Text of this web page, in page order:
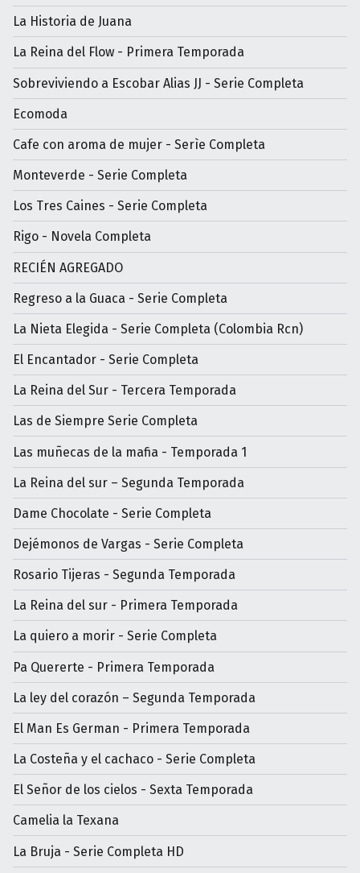
La Historia de Juana
La Reina del Flow - Primera Temporada
Sobreviviendo a Escobar Alias JJ - Serie Completa
Ecomoda
Cafe con aroma de mujer - Serìe Completa
Monteverde - Serie Completa
Los Tres Caines - Serie Completa
Rigo - Novela Completa
RECIÉN AGREGADO
Regreso a la Guaca - Serie Completa
La Nieta Elegida - Serie Completa (Colombia Rcn)
El Encantador - Serie Completa
La Reina del Sur - Tercera Temporada
Las de Siempre Serie Completa
Las muñecas de la mafia - Temporada 1
La Reina del sur – Segunda Temporada
Dame Chocolate - Serie Completa
Dejémonos de Vargas - Serie Completa
Rosario Tijeras - Segunda Temporada
La Reina del sur - Primera Temporada
La quiero a morir - Serie Completa
Pa Quererte - Primera Temporada
La ley del corazón – Segunda Temporada
El Man Es German - Primera Temporada
La Costeña y el cachaco - Serie Completa
El Señor de los cielos - Sexta Temporada
Camelia la Texana
La Bruja - Serie Completa HD